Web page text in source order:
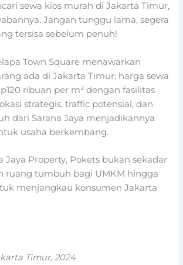
sewa kios murah di Jakarta Timur,
Jangan tunggu lama, segera
tersisa sebelum penuh!
Town Square menawarkan
ada di Jakarta Timur: harga sewa
ribuan per m² dengan fasilitas
strategis, traffic potensial, dan
dari Sarana Jaya menjadikannya
usaha berkembang.
Jaya Property, Pokets bukan sekadar
ruang tumbuh bagi UMKM hingga
menjangkau konsumen Jakarta
Timur, 2024